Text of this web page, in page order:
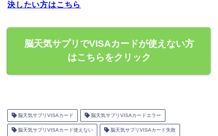
決したい方はこちら
脳天気サプリでVISAカードが使えない方
はこちらをクリック
脳天気サプリVISAカード 脳天気サプリVISAカードエラー
脳天気サプリVISAカード使えない 脳天気サプリVISAカード失敗